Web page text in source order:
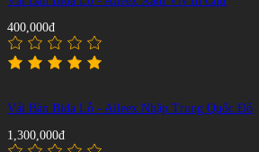
400,000đ
Vải Bàn Bida Lỗ - Aileex Nhập Trung Quốc Đỏ
1,300,000đ